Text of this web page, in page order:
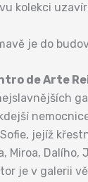
kolekci
je do
de Arte
Sofie, jejíž
Miroa, Dalího,
je v galerii